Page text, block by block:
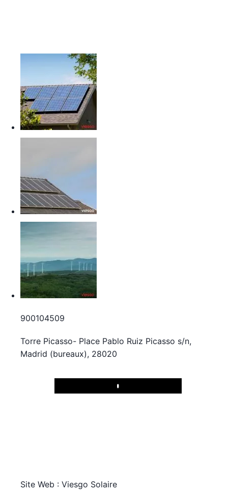
900104509
Torre Picasso- Place Pablo Ruiz Picasso s/n,
Madrid (bureaux), 28020
Play
Site Web : Viesgo Solaire